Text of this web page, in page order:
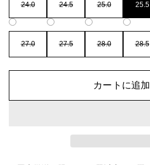
24.0 24.5 25.0 25.5
27.0 27.5 28.0 28.5
カートに追